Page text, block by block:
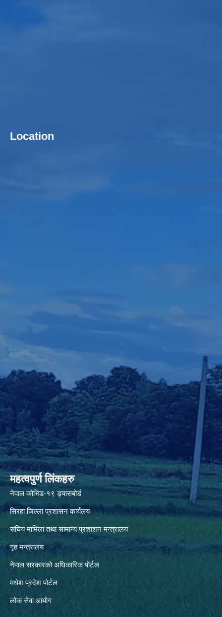
Location
महत्वपुर्ण लिंकहरु
नेपाल कोभिड-१९ ड्यासबोर्ड
सिरहा जिल्ला प्रशासन कार्यलय
संघिय मामिला तथा सामान्य प्रशाशन मन्त्रालय
गृह मन्त्रालय
नेपाल सरकारको अधिकारिक पोर्टल
मधेश प्रदेश पोर्टल
लोक सेवा आयोग